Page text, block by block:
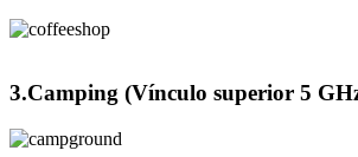
3.Camping (Vínculo superior 5